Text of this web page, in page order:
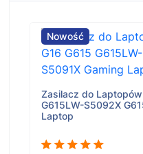
Nowość
Zasilacz do Laptopów
G615LW-S5092X
Laptop